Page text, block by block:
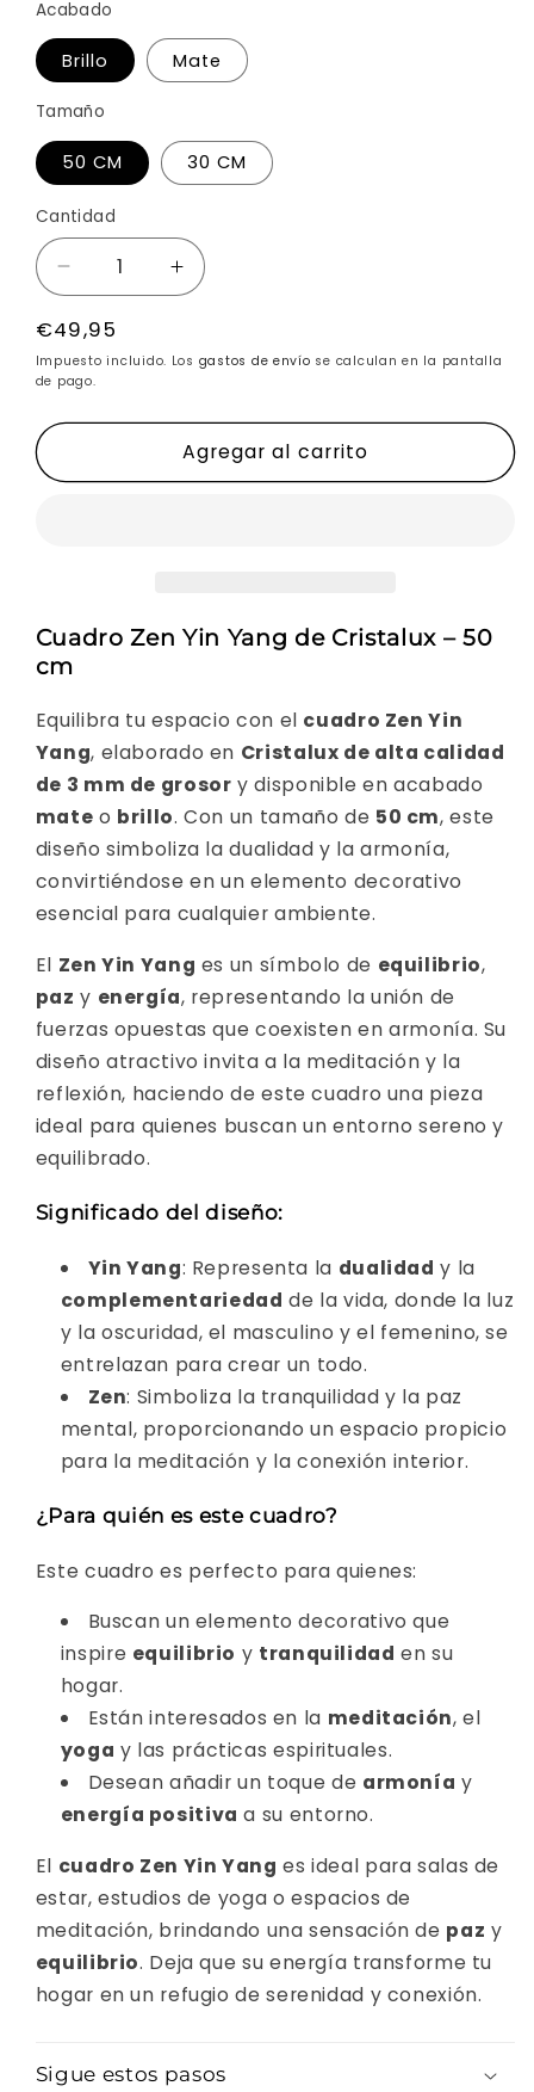
Acabado
Brillo Mate
Tamaño
50 CM 30 CM
Cantidad
Reducir
cantidad
para
Cuadro
Zen
-
con
Energía
Aumentar
cantidad
Cuadro
en
-
con
Precio
habitual
€49,95
Impuesto incluido. Los gastos de envío se calculan en la pantalla
de pago.
Agregar al carrito
Cuadro Zen Yin Yang de Cristalux – 50
cm
Equilibra tu espacio con el cuadro Zen Yin
Yang, elaborado en Cristalux de alta calidad
de 3 mm de grosor y disponible en acabado
mate o brillo. Con un tamaño de 50 cm, este
diseño simboliza la dualidad y la armonía,
convirtiéndose en un elemento decorativo
esencial para cualquier ambiente.
El Zen Yin Yang es un símbolo de equilibrio,
paz y energía, representando la unión de
fuerzas opuestas que coexisten en armonía. Su
diseño atractivo invita a la meditación y la
reflexión, haciendo de este cuadro una pieza
ideal para quienes buscan un entorno sereno y
equilibrado.
Significado del diseño:
Yin Yang: Representa la dualidad y la
complementariedad de la vida, donde la luz
y la oscuridad, el masculino y el femenino, se
entrelazan para crear un todo.
Zen: Simboliza la tranquilidad y la paz
mental, proporcionando un espacio propicio
para la meditación y la conexión interior.
¿Para quién es este cuadro?
Este cuadro es perfecto para quienes:
Buscan un elemento decorativo que
inspire equilibrio y tranquilidad en su
hogar.
Están interesados en la meditación, el
yoga y las prácticas espirituales.
Desean añadir un toque de armonía y
energía positiva a su entorno.
El cuadro Zen Yin Yang es ideal para salas de
estar, estudios de yoga o espacios de
meditación, brindando una sensación de paz y
equilibrio. Deja que su energía transforme tu
hogar en un refugio de serenidad y conexión.
Sigue estos pasos